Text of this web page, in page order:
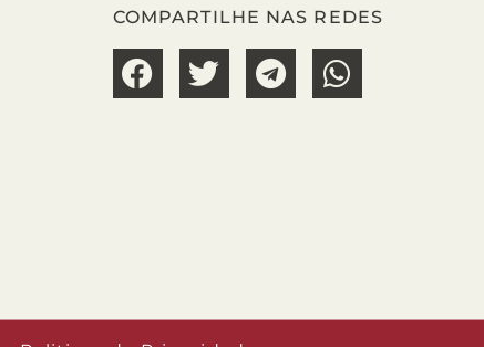
COMPARTILHE NAS REDES